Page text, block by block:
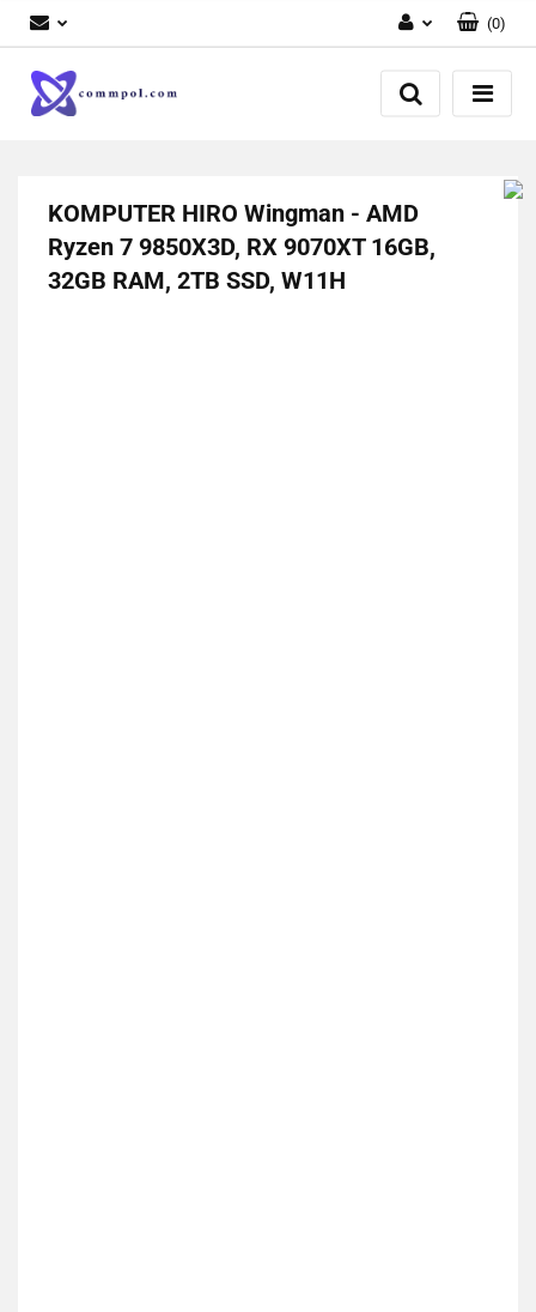
Zaloguj się
Zarejestruj się
(0)
KOMPUTER HIRO Wingman - AMD
Ryzen 7 9850X3D, RX 9070XT 16GB,
32GB RAM, 2TB SSD, W11H